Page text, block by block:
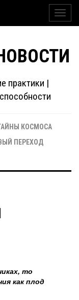
практики |
КОСМОСА
ПЕРЕХОД
то
как плод